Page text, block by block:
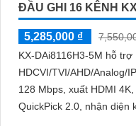
ĐẦU GHI 16 KÊNH
5,285,000 ₫
KX-DAi8116H3-5M hỗ
HDCVI/TVI/AHD/Analog/
128 Mbps, xuất HDMI
QuickPick 2.0, nhận diện